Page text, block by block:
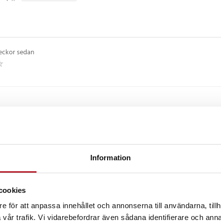
Information
för att anpassa innehållet och annonserna till användarna,
trafik. Vi vidarebefordrar även sådana identifierare och
belasta ryggen
som ger bättre kontroll,
tunga lyft.
sedan